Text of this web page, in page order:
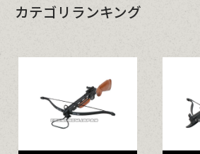
カテゴリランキング